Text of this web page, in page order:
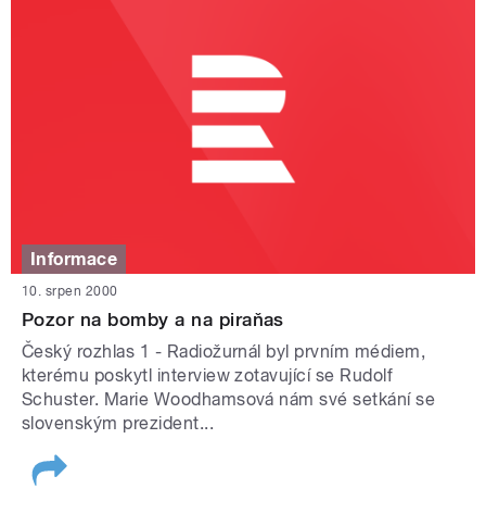
Informace
10. srpen 2000
Pozor na bomby a na piraňas
Český rozhlas 1 - Radiožurnál byl prvním médiem,
kterému poskytl interview zotavující se Rudolf
Schuster. Marie Woodhamsová nám své setkání se
slovenským prezident...